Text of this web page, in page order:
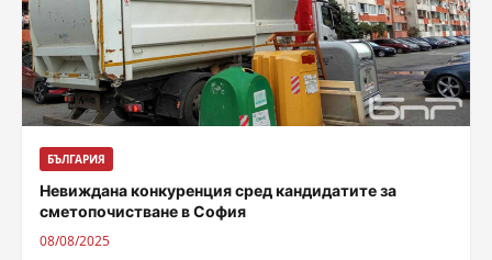
БЪЛГАРИЯ
Невиждана конкуренция сред кандидатите за
сметопочистване в София
08/08/2025